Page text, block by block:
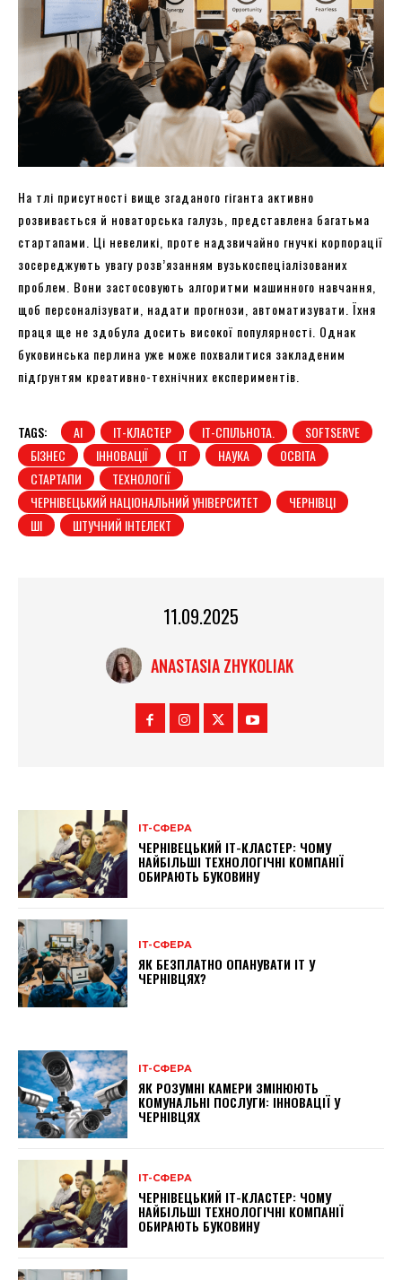
На тлі присутності вище згаданого гіганта активно
розвивається й новаторська галузь, представлена багатьма
стартапами. Ці невеликі, проте надзвичайно гнучкі корпорації
зосереджують увагу розв’язанням вузькоспеціалізованих
проблем. Вони застосовують алгоритми машинного навчання,
щоб персоналізувати, надати прогнози, автоматизувати. Їхня
праця ще не здобула досить високої популярності. Однак
буковинська перлина уже може похвалитися закладеним
підґрунтям креативно-технічних експериментів.
TAGS: AI IT-КЛАСТЕР IT-СПІЛЬНОТА.
SOFTSERVE
БІЗНЕС
ІННОВАЦІЇ ІТ НАУКА
ОСВІТА
СТАРТАПИ
ТЕХНОЛОГІЇ
ЧЕРНІВЕЦЬКИЙ НАЦІОНАЛЬНИЙ УНІВЕРСИТЕТ
ЧЕРНІВЦІ
ШІ
ШТУЧНИЙ ІНТЕЛЕКТ
11.09.2025
ANASTASIA ZHYKOLIAK
ІТ-СФЕРА
ЧЕРНІВЕЦЬКИЙ ІТ-КЛАСТЕР: ЧОМУ
НАЙБІЛЬШІ ТЕХНОЛОГІЧНІ КОМПАНІЇ
ОБИРАЮТЬ БУКОВИНУ
ІТ-СФЕРА
ЯК БЕЗПЛАТНО ОПАНУВАТИ ІТ У
ЧЕРНІВЦЯХ?
ІТ-СФЕРА
ЯК РОЗУМНІ КАМЕРИ ЗМІНЮЮТЬ
КОМУНАЛЬНІ ПОСЛУГИ: ІННОВАЦІЇ У
ЧЕРНІВЦЯХ
ІТ-СФЕРА
ЧЕРНІВЕЦЬКИЙ ІТ-КЛАСТЕР: ЧОМУ
НАЙБІЛЬШІ ТЕХНОЛОГІЧНІ КОМПАНІЇ
ОБИРАЮТЬ БУКОВИНУ